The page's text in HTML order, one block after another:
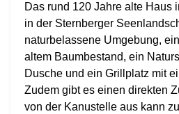
Das rund 120 Jahre alte Haus
in der Sternberger
naturbelassene Umgebung,
altem Baumbestand, ein
Dusche und ein Grillplatz mit
Zudem gibt es einen direkten
von der Kanustelle aus kann